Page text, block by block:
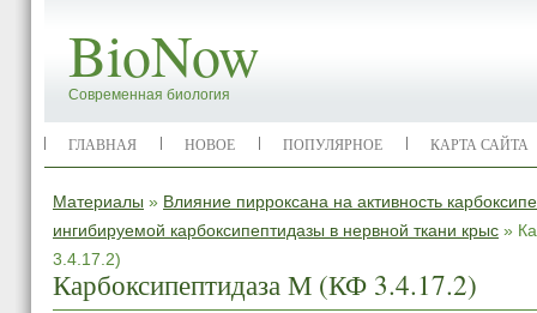
BioNow
Современная биология
ГЛАВНАЯ НОВОЕ ПОПУЛЯРНОЕ КАРТА САЙТА
Материалы » Влияние пирроксана на активность
ингибируемой карбоксипептидазы в нервной ткани крыс »
3.4.17.2)
Карбоксипептидаза М (КФ 3.4.17.2)